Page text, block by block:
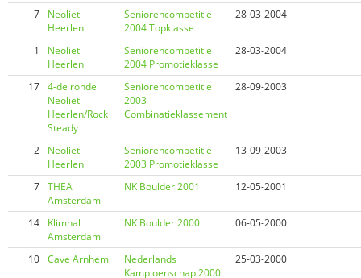
7
Neoliet
Heerlen
Seniorencompetitie
2004 Topklasse
28-03-2004
1
Neoliet
Heerlen
Seniorencompetitie
2004 Promotieklasse
28-03-2004
17 4-de ronde
Neoliet
Heerlen/Rock
Steady
Seniorencompetitie
2003
Combinatieklassement
28-09-2003
2
Neoliet
Heerlen
Seniorencompetitie
2003 Promotieklasse
13-09-2003
7 THEA
Amsterdam
NK Boulder 2001 12-05-2001
14
Klimhal
Amsterdam
NK Boulder 2000 06-05-2000
10 Cave Arnhem
Nederlands
Kampioenschap 2000
25-03-2000